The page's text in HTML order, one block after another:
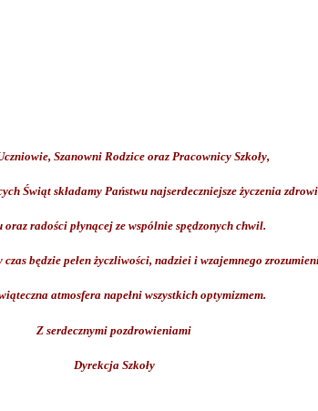
Szanowni Rodzice oraz Pracownicy Szkoły,
Świąt składamy Państwu najserdeczniejsze życzenia
oraz radości płynącej ze wspólnie spędzonych chwil.
będzie pełen życzliwości, nadziei i wzajemnego
atmosfera napełni wszystkich optymizmem.
Z serdecznymi pozdrowieniami
Dyrekcja Szkoły